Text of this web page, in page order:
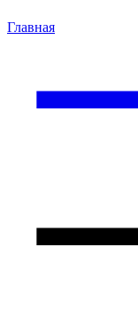
Главная